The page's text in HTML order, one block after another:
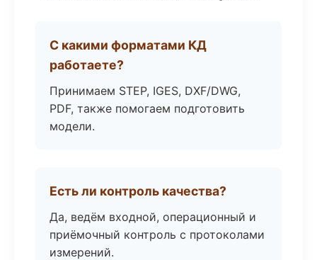
С какими форматами КД
работаете?
Принимаем STEP, IGES, DXF/DWG,
PDF, также помогаем подготовить
модели.
Есть ли контроль качества?
Да, ведём входной, операционный и
приёмочный контроль с протоколами
измерений.